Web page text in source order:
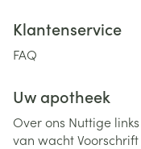
Klantenservice
FAQ
Uw apotheek
Over ons Nuttige links
van wachtVoorschrift